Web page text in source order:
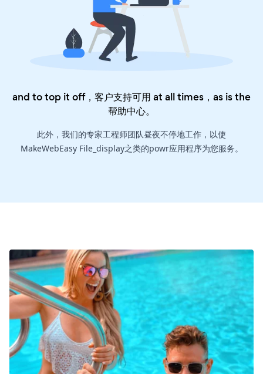
and to top it off，客户支持可用 at all times，as is the
帮助中心。
此外，我们的专家工程师团队昼夜不停地工作，以使
MakeWebEasy File_display之类的powr应用程序为您服务。